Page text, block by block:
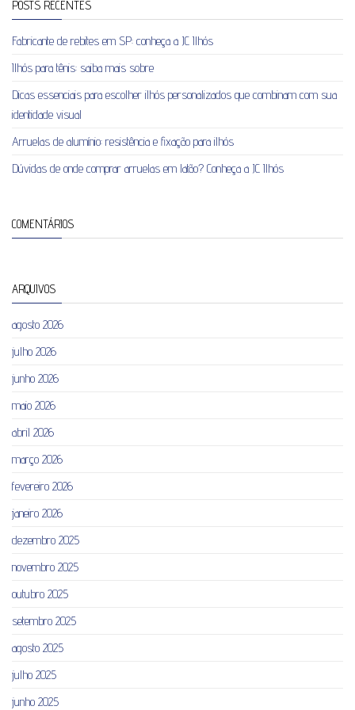
POSTS RECENTES
Fabricante de rebites em SP: conheça a JC Ilhós
Ilhós para tênis: saiba mais sobre
Dicas essenciais para escolher ilhós personalizados que combinam com sua
identidade visual
Arruelas de alumínio: resistência e fixação para ilhós
Dúvidas de onde comprar arruelas em latão? Conheça a JC Ilhós
COMENTÁRIOS
ARQUIVOS
agosto 2026
julho 2026
junho 2026
maio 2026
abril 2026
março 2026
fevereiro 2026
janeiro 2026
dezembro 2025
novembro 2025
outubro 2025
setembro 2025
agosto 2025
julho 2025
junho 2025